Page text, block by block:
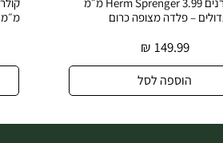
– פלדה מצופה כרום
149.99
₪
הוספה לסל
מ״מ